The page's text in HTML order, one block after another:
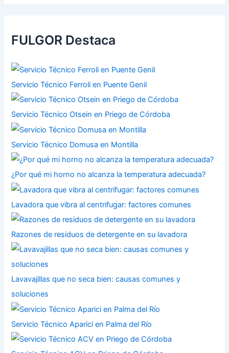
FULGOR Destaca
Servicio Técnico Ferroli en Puente Genil
Servicio Técnico Otsein en Priego de Córdoba
Servicio Técnico Domusa en Montilla
¿Por qué mi horno no alcanza la temperatura adecuada?
Lavadora que vibra al centrifugar: factores comunes
Razones de residuos de detergente en su lavadora
Lavavajillas que no seca bien: causas comunes y
soluciones
Servicio Técnico Aparici en Palma del Río